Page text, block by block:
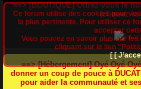
==> [BOUTIQUE] Offrez-vous le
(cliquez
==> [Hébergement] Oyé Oyé
donner un coup de pouce à
pour aider la communauté et
Ce forum utilise des cookies pour
la plus pertinente. Pour utiliser ce
accepter
Vous pouvez en savoir plus sur
cliquant sur le lien
[ [